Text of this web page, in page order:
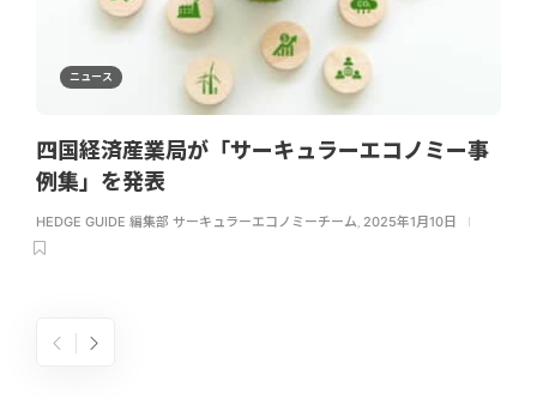
ニュース
四国経済産業局が「サーキュラーエコノミー事
例集」を発表
HEDGE GUIDE 編集部 サーキュラーエコノミーチーム, 2025年1月10日